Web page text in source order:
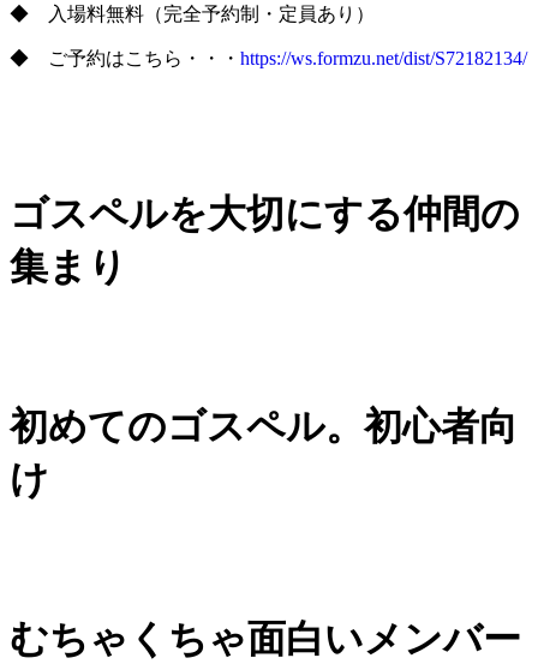
◆ 入場料無料（完全予約制・定員あり）
◆ ご予約はこちら・・・ https://ws.formzu.net/dist/S72182134/
ゴスペルを大切にする仲間の
集まり
初めてのゴスペル。初心者向
け
むちゃくちゃ面白いメンバー